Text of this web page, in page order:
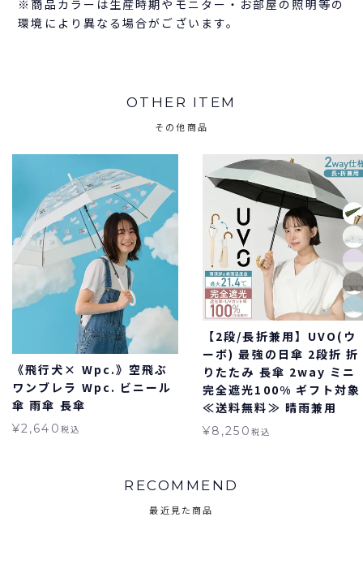
※商品カラーは生産時期やモニター・お部屋の照明等の
環境により異なる場合がございます。
OTHER ITEM
その他商品
《飛行犬× Wpc.》空飛ぶ
ワンブレラ Wpc. ビニール
傘 雨傘 長傘
¥2,640 税込
【2段/長折兼用】UVO(ウ
ーボ) 最強の日傘 2段折 折
りたたみ 長傘 2way ミニ
完全遮光100% ギフト対象
≪送料無料≫ 晴雨兼用
¥8,250 税込
RECOMMEND
最近見た商品